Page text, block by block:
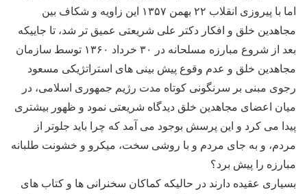
اما با پیروزی انقلاب ۲۲ بهمن ۱۳۵۷ این زاویه و شکاف بین
مجاهدین خلق و افکار دکتر علی شریعتی عمیق تر شد، تا جاییکه
بعد از شروع مبارزه مسلحانه در ۳۰ خرداد ۱۳۶۰ توسط سازمان
مجاهدین خلق و عدم وقوع پیش بینی های استراتژیکی مسعود
رجوی مبنی بر سرنگونی کوتاه مدت رژیم جمهوری اسلامی، در
میان اعضای مجاهدین خلق دیدگاه شریعتی نمود و ظهور بیشتری
پیدا می کرد و این پرسش بوجود می آمد که چرا باید جلوتر از
مردم، و به جای مردم و با روشی سخت، میکرو و خشونت طلبانه
مبارزه را پیش برد؟
بسیاری عقیده دارند در حالیکه کماکان سخنرانی ها و کتاب های